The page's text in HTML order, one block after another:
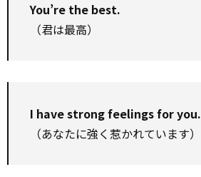
You’re the best.
（君は最高）
I have strong feelings for you.
（あなたに強く惹かれています）